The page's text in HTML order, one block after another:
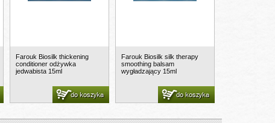
Farouk Biosilk thickening
conditioner odżywka
jedwabista 15ml
do koszyka
Farouk Biosilk silk therapy
smoothing balsam
wygładzający 15ml
do koszyka